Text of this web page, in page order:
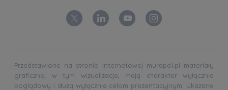
Przedstawione na stronie internetowej murapol.pl materiały
graficzne, w tym wizualizacje, mają charakter wyłącznie
poglądowy i służą wyłącznie celom prezentacyjnym. Ukazane